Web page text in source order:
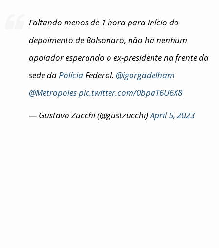
Faltando menos de 1 hora para início do
depoimento de Bolsonaro, não há nenhum
apoiador esperando o ex-presidente na frente da
sede daPolíciaFederal. @igorgadelham
@Metropolespic.twitter.com/0bpaT6U6X8
— Gustavo Zucchi (@gustzucchi)April 5, 2023